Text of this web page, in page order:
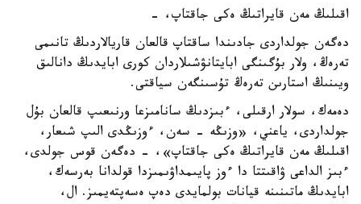
اقىلىڭ مەن قايراتىڭ ەكى جاقتاپ، -
دەگەن جولداردى جادىندا ساقتاپ قالعان قاريالاردىڭ تانىمى
تەرەڭ، ولار بۇگىنگى ابايتانۋشىلاردان كورى ابايدىڭ دانالىق
ويىنىڭ استارىن تەرەڭ تۇسىنگەن سياقتى.
دەمەك، سولار ارقىلى، ءبىزدىڭ سانامىزعا ورنىعىپ قالعان بۇل
جولداردى، ياعني، «وزىڭە - سەن، ءوزىڭدى الىپ شىعار،
اقىلىڭ مەن قايراتىڭ ەكى جاقتاپ»، - دەگەن قوس جولدى،
ءبىز الداعى ۋاقىتتا دا ءوز پايىمداۋىمىزدا قولدانا بەرسەك،
ابايدىڭ ماتىنىنە قيانات بولمايدى دەپ ەسەپتەيمىز. ال،